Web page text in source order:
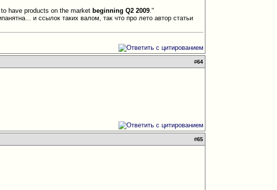
have products on the market beginning Q2 2009."
и ссылок таких валом, так что про лето автор статьи
#64
#65